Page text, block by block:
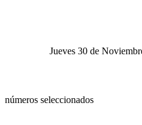
Jueves 30 de
números seleccionados